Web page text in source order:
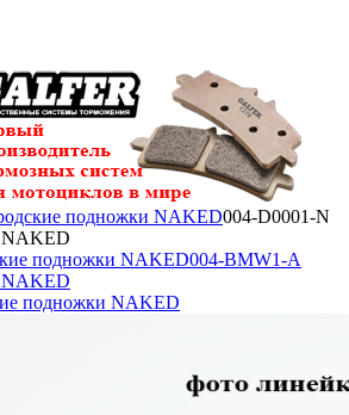
подножки NAKED004-D0001-N
NAKED
подножки NAKED004-BMW1-A
NAKED
подножки NAKED